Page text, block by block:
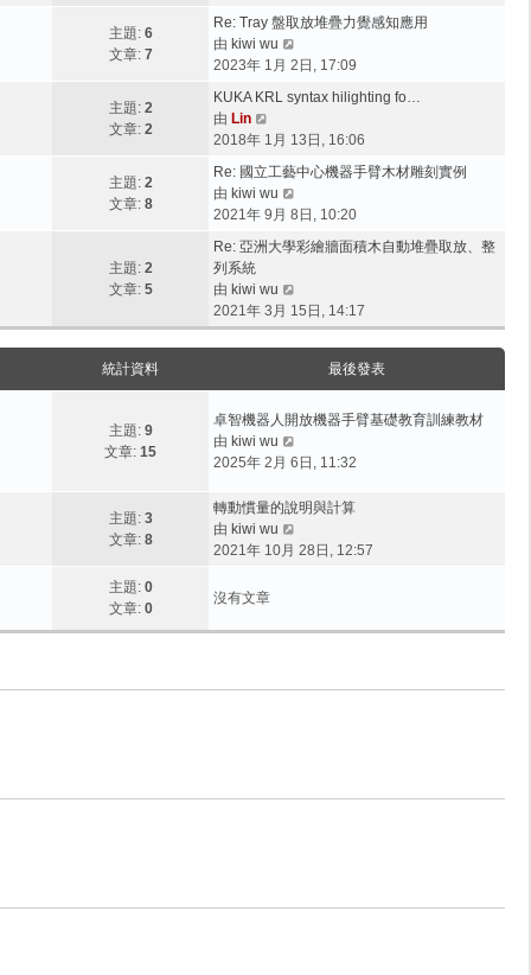
後
表
主題: 6
文章: 7
Re: Tray 盤取放堆疊力覺感知應用
由 kiwi wu
視
後
表
2023年 1月 2日, 17:09
主題: 2
文章: 2
KUKA KRL syntax hilighting fo…
由 Lin
視
後
發
表
2018年 1月 13日, 16:06
主題: 2
文章: 8
Re: 國立工藝中心機器手臂木材雕刻實例
由 kiwi wu
視
後
2021年 9月 8日, 10:20
主題: 2
文章: 5
Re: 亞洲大學彩繪牆面積木自動堆疊取放、整
列系統
由 kiwi wu
視
最
後
表
2021年 3月 15日, 14:17
統計資料 最後發表
主題: 9
文章: 15
卓智機器人開放機器手臂基礎教育訓練教材
由 kiwi wu
視
後
表
2025年 2月 6日, 11:32
主題: 3
文章: 8
轉動慣量的說明與計算
由 kiwi wu
視
表
2021年 10月 28日, 12:57
主題: 0
文章: 0
沒有文章